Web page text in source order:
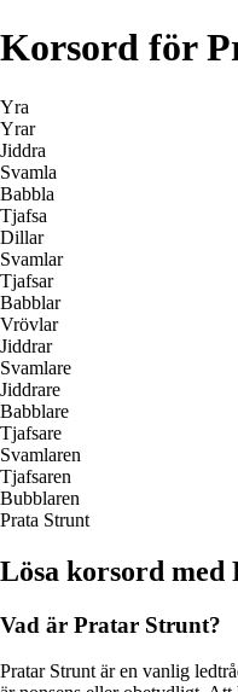
Korsord för
Yra
Yrar
Jiddra
Svamla
Babbla
Tjafsa
Dillar
Svamlar
Tjafsar
Babblar
Vrövlar
Jiddrar
Svamlare
Jiddrare
Babblare
Tjafsare
Svamlaren
Tjafsaren
Bubblaren
Prata Strunt
Lösa korsord
Vad är Pratar Strunt?
Pratar Strunt är en vanlig